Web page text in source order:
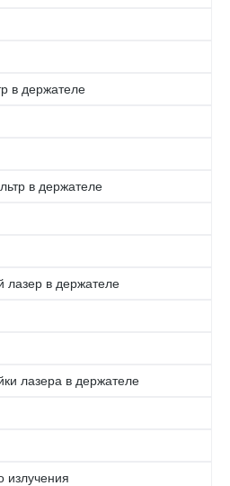
в держателе
в держателе
в держателе
лазера в держателе
излучения